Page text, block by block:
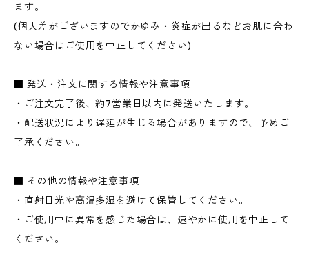
ます。
(個人差がございますのでかゆみ・炎症が出るなどお肌に合わ
ない場合はご使用を中止してください)
■ 発送・注文に関する情報や注意事項
・ご注文完了後、約7営業日以内に発送いたします。
・配送状況により遅延が生じる場合がありますので、予めご
了承ください。
■ その他の情報や注意事項
・直射日光や高温多湿を避けて保管してください。
・ご使用中に異常を感じた場合は、速やかに使用を中止して
ください。